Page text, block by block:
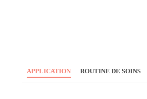
APPLICATION ROUTINE DE SOINS